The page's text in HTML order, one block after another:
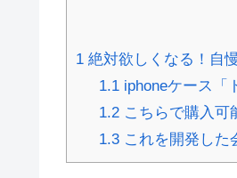
1 絶対欲しくなる！自
1.1iphoneケース「
1.2こちらで購入可
1.3これを開発した